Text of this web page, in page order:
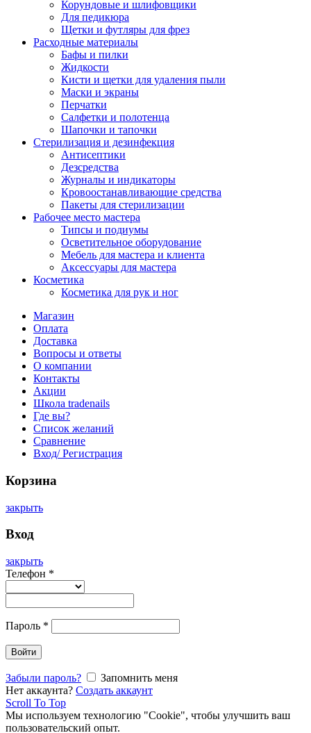
Корундовые и шлифовщики
Для педикюра
Щетки и футляры для фрез
Расходные материалы
Бафы и пилки
Жидкости
Кисти и щетки для удаления пыли
Маски и экраны
Перчатки
Салфетки и полотенца
Шапочки и тапочки
Стерилизация и дезинфекция
Антисептики
Дезсредства
Журналы и индикаторы
Кровоостанавливающие средства
Пакеты для стерилизации
Рабочее место мастера
Типсы и подиумы
Осветительное оборудование
Мебель для мастера и клиента
Аксессуары для мастера
Косметика
Косметика для рук и ног
Магазин
Оплата
Доставка
Вопросы и ответы
О компании
Контакты
Акции
Школа tradenails
Где вы?
Список желаний
Сравнение
Вход/ Регистрация
Корзина
закрыть
Вход
закрыть
Телефон *
Пароль *
Войти
Забыли пароль?
Запомнить меня
Нет аккаунта? Создать аккаунт
Scroll To Top
Мы используем технологию "Cookie", чтобы улучшить ваш
пользовательский опыт.